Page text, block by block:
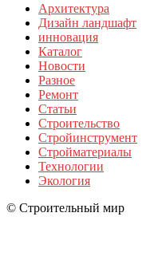
Архитектура
Дизайн ландшафт
инновация
Каталог
Новости
Разное
Ремонт
Статьи
Строительство
Стройинструмент
Стройматериалы
Технологии
Экология
© Строительный мир